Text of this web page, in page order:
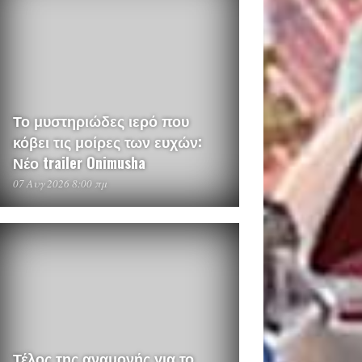
Το μυστηριώδες ιερό που
κόβει τις μοίρες των ευχών:
Νέο trailer Onimusha
07 Αυγ 2026 8:00 πμ